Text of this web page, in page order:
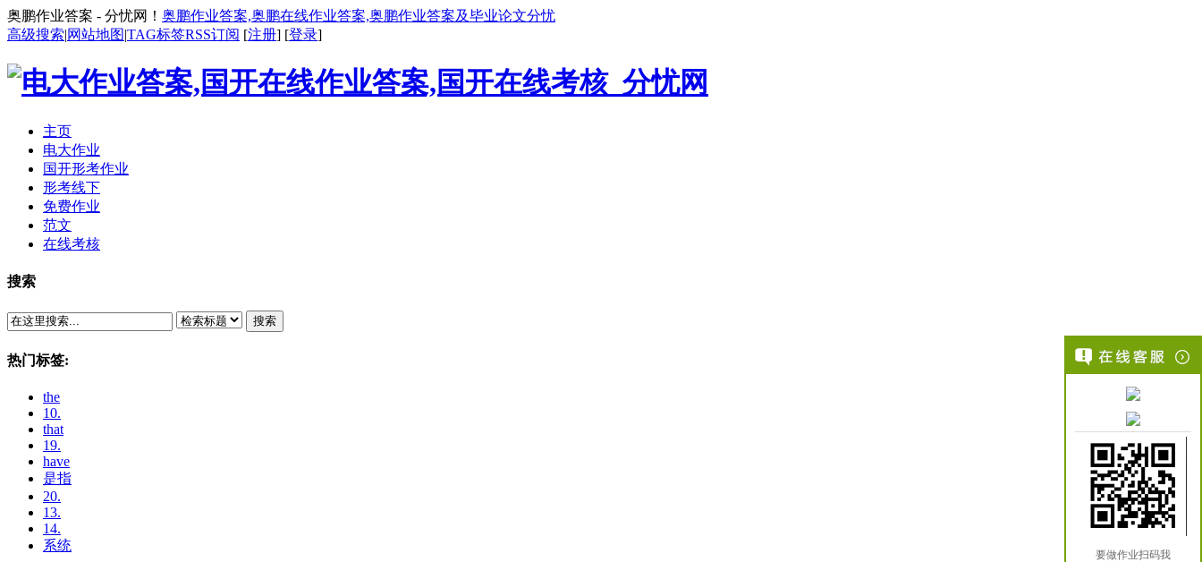
奥鹏作业答案 - 分忧网！ 奥鹏作业答案,奥鹏在线作业答案,奥鹏作业答案及毕业论文分忧
高级搜索|网站地图|TAG标签RSS订阅 [注册] [登录]
主页
电大作业
国开形考作业
形考线下
免费作业
范文
在线考核
搜索
搜索
热门标签:
the
10.
that
19.
have
是指
20.
13.
14.
系统
要做作业扫码我